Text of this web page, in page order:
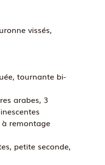
vissés,
tournante bi-
arabes, 3
remontage
petite seconde,